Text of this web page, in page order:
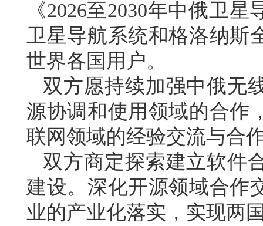
《2026至2030年中俄卫
卫星导航系统和格洛纳斯
世界各国用户。
双方愿持续加强中俄无
源协调和使用领域的合作
联网领域的经验交流与合
双方商定探索建立软件
建设。深化开源领域合作
业的产业化落实，实现两